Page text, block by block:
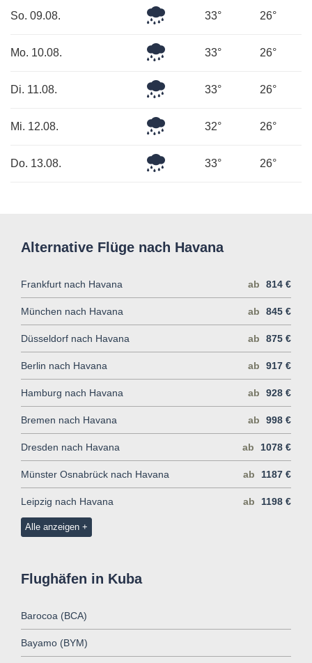
So. 09.08.
Mäßiger33° 26°
Mo. 10.08. 33° 26°
Di. 11.08. 33° 26°
Mi. 12.08. 32° 26°
Do. 13.08. 33° 26°
Alternative Flüge nach Havana
Frankfurt nach Havana ab 814 €
München nach Havana ab 845 €
Düsseldorf nach Havana ab 875 €
Berlin nach Havana ab 917 €
Hamburg nach Havana ab 928 €
Bremen nach Havana ab 998 €
Dresden nach Havana ab 1078 €
Münster Osnabrück nach Havana ab 1187 €
Leipzig nach Havana ab 1198 €
Alle anzeigen
Flughäfen in Kuba
Barocoa (BCA)
Bayamo (BYM)